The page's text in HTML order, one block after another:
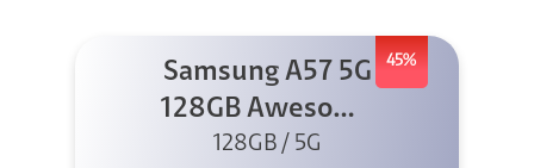
45%
Samsung A57 5G
128GB Awesome
Gray
128GB / 5G